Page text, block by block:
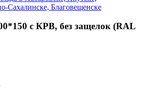
с КРВ, без защелок (RAL